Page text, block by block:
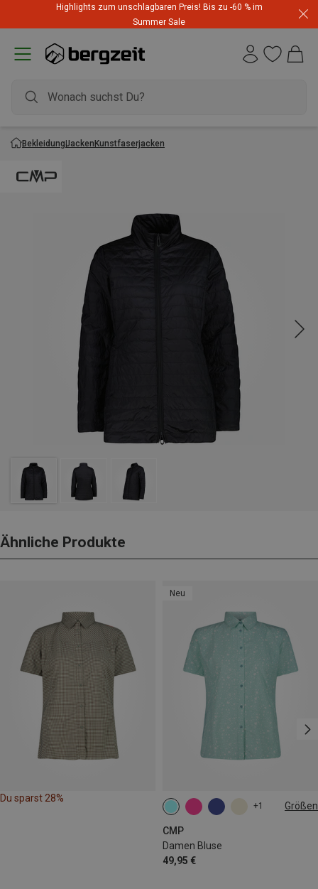
Highlights zum unschlagbaren Preis! Bis zu -60 % im
Summer Sale
BekleidungJackenKunstfaserjacken
Ähnliche Produkte
Du sparst 28%
Neu
+1 Größen
CMP
Damen Bluse
49,95 €